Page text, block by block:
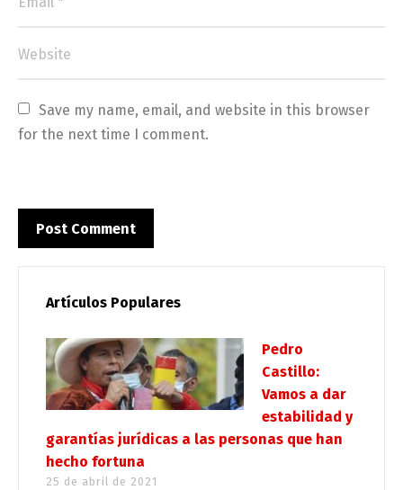
Save my name, email, and website in this browser
for the next time I comment.
Artículos Populares
Pedro
Castillo:
Vamos a dar
estabilidad y
garantías jurídicas a las personas que han
hecho fortuna
25 de abril de 2021